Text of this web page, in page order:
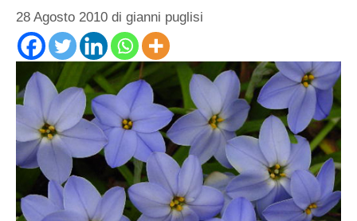
28 Agosto 2010 di gianni puglisi